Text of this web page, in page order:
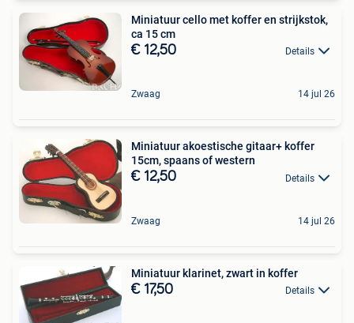
Miniatuur cello met koffer en strijkstok,
ca 15 cm
€ 12,50 Details
Zwaag 14 jul 26
Miniatuur akoestische gitaar+ koffer
15cm, spaans of western
€ 12,50 Details
Zwaag 14 jul 26
Miniatuur klarinet, zwart in koffer
€ 17,50 Details